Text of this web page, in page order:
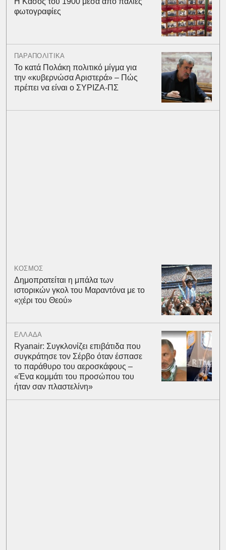
φωτογραφίες
ΠΑΡΑΠΟΛΙΤΙΚΑ
Το κατά Πολάκη πολιτικό μίγμα για
την «κυβερνώσα Αριστερά» – Πώς
πρέπει να είναι ο ΣΥΡΙΖΑ-ΠΣ
ΚΟΣΜΟΣ
Δημοπρατείται η μπάλα των
ιστορικών γκολ του Μαραντόνα με το
«χέρι του Θεού»
ΕΛΛΑΔΑ
Ryanair: Συγκλονίζει επιβάτιδα που
συγκράτησε τον Σέρβο όταν έσπασε
το παράθυρο του αεροσκάφους –
«Ένα κομμάτι του προσώπου του
ήταν σαν πλαστελίνη»